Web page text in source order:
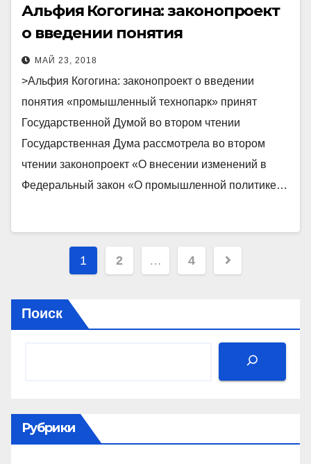
Альфия Когогина: законопроект
о введении понятия
«промышленный технопарк»
принят Государственной Думой
во втором чтении
МАЙ 23, 2018
>Альфия Когогина: законопроект о введении
понятия «промышленный технопарк» принят
Государственной Думой во втором чтении
Государственная Дума рассмотрела во втором
чтении законопроект «О внесении изменений в
Федеральный закон «О промышленной политике…
Пагинация
1 2 … 4
Поиск
Рубрики